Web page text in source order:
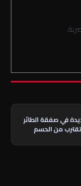
في صفقة الطائر
من الحسم